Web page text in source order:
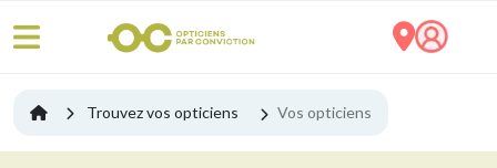
Trouvez vos opticiens Vos opticiens